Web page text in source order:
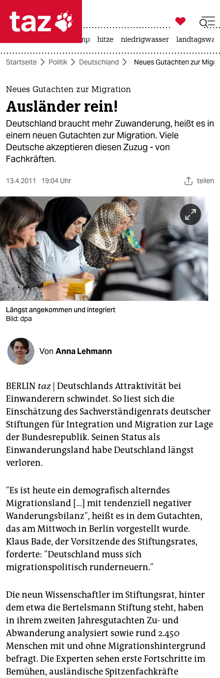
 taz zahl ich
taz zahl ich
themen
politik
öko
gesellschaft
kultur
sport
berlin
nord
wahrheit
verlag
verlag
shop
fragen & hilfe
unterstützen
abo
genossenschaft
epaper login

taz zahl ich
usa unter trump hitze niedrigwasser
Startseite Politik Deutschland Neues Gutachten zur
Neues Gutachten zur Migration
Ausländer rein!
Deutschland braucht mehr Zuwanderung, heißt es in
einem neuen Gutachten zur Migration. Viele
Deutsche akzeptieren diesen Zuzug - von
Fachkräften.
13.4.2011 19:04 Uhr teilen
Längst angekommen und integriert
Bild: dpa
Von Anna Lehmann
BERLIN taz| Deutschlands Attraktivität bei
Einwanderern schwindet. So liest sich die
Einschätzung des Sachverständigenrats deutscher
Stiftungen für Integration und Migration zur Lage
der Bundesrepublik. Seinen Status als
Einwanderungsland habe Deutschland längst
verloren.
"Es ist heute ein demografisch alterndes
Migrationsland […] mit tendenziell negativer
Wanderungsbilanz", heißt es in dem Gutachten,
das am Mittwoch in Berlin vorgestellt wurde.
Klaus Bade, der Vorsitzende des Stiftungsrates,
forderte: "Deutschland muss sich
migrationspolitisch runderneuern."
Die neun Wissenschaftler im Stiftungsrat, hinter
dem etwa die Bertelsmann Stiftung steht, haben
in ihrem zweiten Jahresgutachten Zu- und
Abwanderung analysiert sowie rund 2.450
Menschen mit und ohne Migrationshintergrund
befragt. Die Experten sehen erste Fortschritte im
Bemühen, ausländische Spitzenfachkräfte